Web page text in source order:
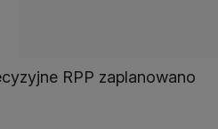
RPP zaplanowano